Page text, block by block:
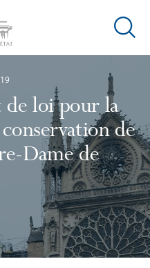
Ouvrir
de loi pour la
de
Dame de